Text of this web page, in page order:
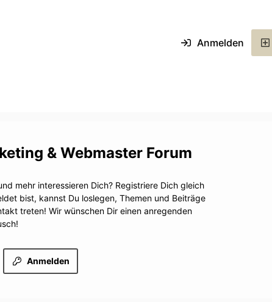
Anmelden
& Webmaster Forum
mehr interessieren Dich? Registriere Dich gleich
bist, kannst Du loslegen, Themen und Beiträge
treten! Wir wünschen Dir einen anregenden
Anmelden